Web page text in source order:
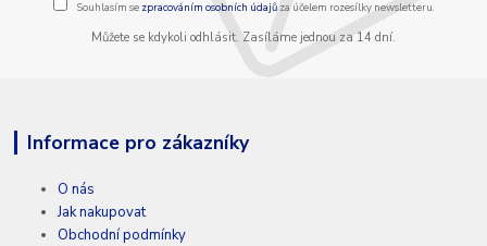
Souhlasím se zpracováním osobních údajůza účelem rozesílky newsletteru.
Můžete se kdykoli odhlásit. Zasíláme jednou za 14 dní.
Informace pro zákazníky
O nás
Jak nakupovat
Obchodní podmínky